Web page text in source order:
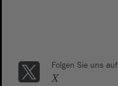
Folgen Sie uns auf
X